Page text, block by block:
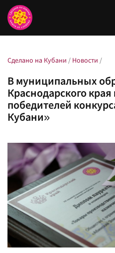
Сделано на Кубани / Новости /
В муниципальных
Краснодарского
победителей
Кубани»